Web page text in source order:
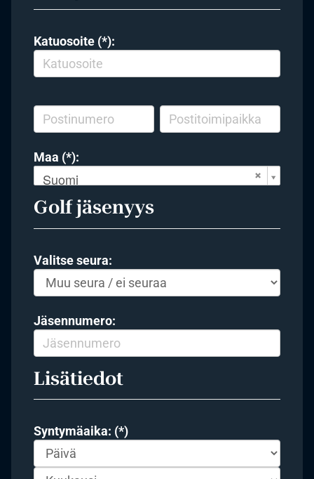
Katuosoite (*):
Maa (*):
Suomi
Golf jäsenyys
Valitse seura:
Jäsennumero:
Lisätiedot
Syntymäaika: (*)